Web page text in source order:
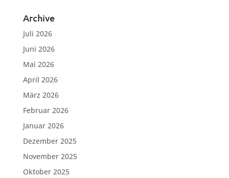
Archive
Juli 2026
Juni 2026
Mai 2026
April 2026
März 2026
Februar 2026
Januar 2026
Dezember 2025
November 2025
Oktober 2025